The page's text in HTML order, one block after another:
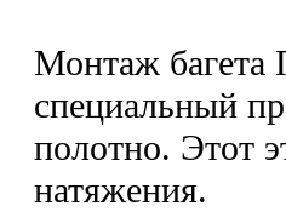
Монтаж багета
специальный
полотно. Этот
натяжения.